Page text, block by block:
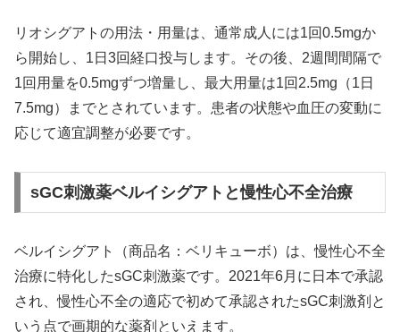
リオシグアトの用法・用量は、通常成人には1回0.5mgか
ら開始し、1日3回経口投与します。その後、2週間間隔で
1回用量を0.5mgずつ増量し、最大用量は1回2.5mg（1日
7.5mg）までとされています。患者の状態や血圧の変動に
応じて適宜調整が必要です。
sGC刺激薬ベルイシグアトと慢性心不全治療
ベルイシグアト（商品名：ベリキューボ）は、慢性心不全
治療に特化したsGC刺激薬です。2021年6月に日本で承認
され、慢性心不全の適応で初めて承認されたsGC刺激剤と
いう点で画期的な薬剤といえます。